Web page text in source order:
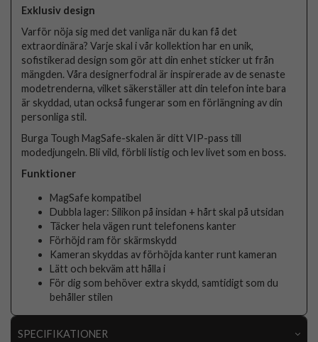
Exklusiv design
Varför nöja sig med det vanliga när du kan få det
extraordinära? Varje skal i vår kollektion har en unik,
sofistikerad design som gör att din enhet sticker ut från
mängden. Våra designerfodral är inspirerade av de senaste
modetrenderna, vilket säkerställer att din telefon inte bara
är skyddad, utan också fungerar som en förlängning av din
personliga stil.
Burga Tough MagSafe-skalen är ditt VIP-pass till
modedjungeln. Bli vild, förbli listig och lev livet som en boss.
Funktioner
MagSafe kompatibel
Dubbla lager: Silikon på insidan + hårt skal på utsidan
Täcker hela vägen runt telefonens kanter
Förhöjd ram för skärmskydd
Kameran skyddas av förhöjda kanter runt kameran
Lätt och bekväm att hålla i
För dig som behöver extra skydd, samtidigt som du
behåller stilen
SPECIFIKATIONER